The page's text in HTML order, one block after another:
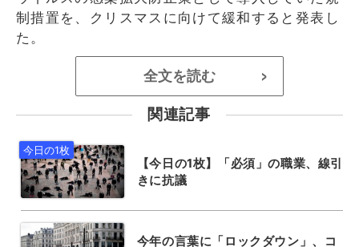
制措置を、クリスマスに向けて緩和すると発表し
た。
全文を読む >
関連記事
【今日の1枚】「必須」の職業、線引
きに抗議
今年の言葉に「ロックダウン」、コ